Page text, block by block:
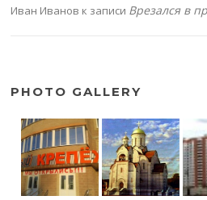
Иван Иванов к записи Врезался в
PHOTO GALLERY